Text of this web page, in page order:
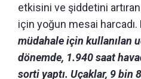
etkisini ve şiddetini
için yoğun mesai harcadı.
müdahale için kullanılan
dönemde, 1.940 saat
sorti yaptı. Uçaklar, 9 bin